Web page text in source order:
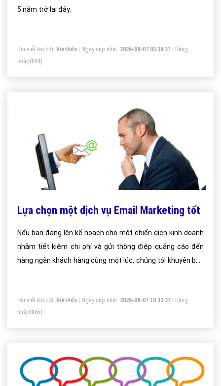
5 năm trở lại đây.
Bài viết tạo bởi: VietAds | Ngày cập nhật: 2026-08-07 03:36:31
Đăng
nhập(894)
Lựa chọn một dịch vụ Email Marketing tốt
Nếu bạn đang lên kế hoạch cho một chiến dịch kinh doanh
nhằm tiết kiệm chi phí và gửi thông điệp quảng cáo đến
hàng ngàn khách hàng cùng một lúc, chúng tôi khuyên bạn
Bài viết tạo bởi: VietAds | Ngày cập nhật: 2026-08-07 10:33:37
Đăng
nhập(865)